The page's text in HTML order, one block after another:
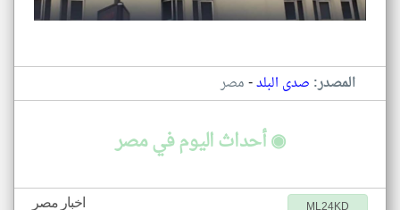
المصدر: صدى البلد-مصر
◉ أحداث اليوم في مصر
اخبار مصر